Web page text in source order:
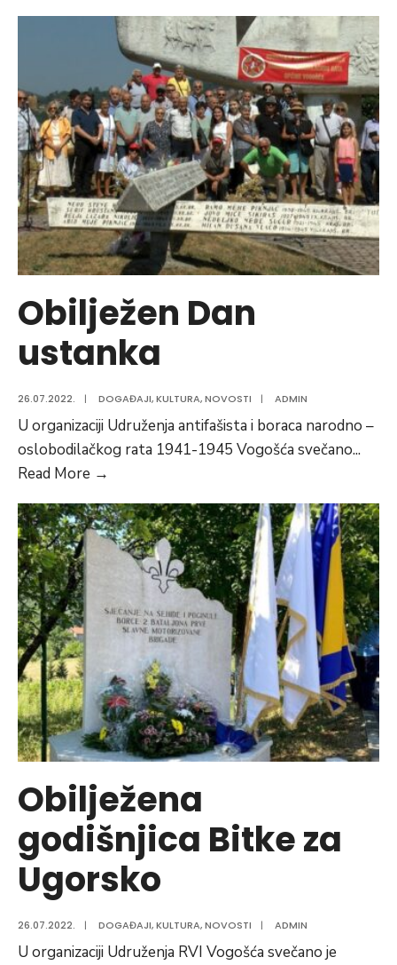
električne
energije
na
području
Vogošće
za
27.07.2022.godine
Obilježen Dan
ustanka
26.07.2022. | DOGAĐAJI,KULTURA,NOVOSTI | ADMIN
U organizaciji Udruženja antifašista i boraca narodno –
oslobodilačkog rata 1941-1945 Vogošća svečano...
Read More →
ustanka
Obilježena
godišnjica Bitke za
Ugorsko
26.07.2022. | DOGAĐAJI,KULTURA,NOVOSTI | ADMIN
U organizaciji Udruženja RVI Vogošća svečano je